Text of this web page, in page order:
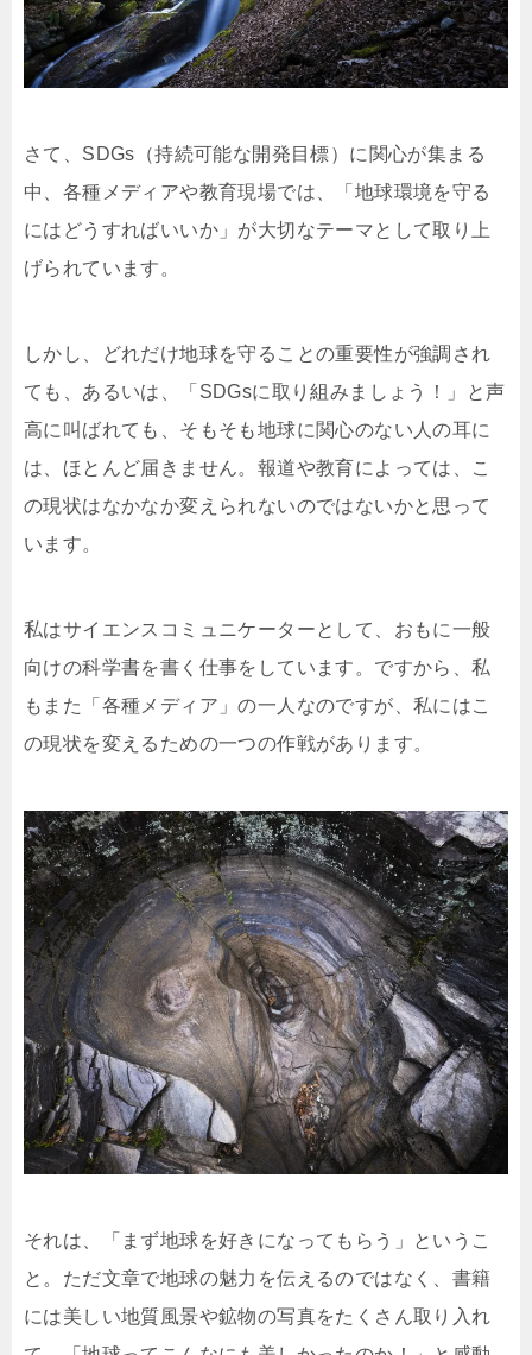
さて、SDGs（持続可能な開発目標）に関心が集まる
中、各種メディアや教育現場では、「地球環境を守る
にはどうすればいいか」が大切なテーマとして取り上
げられています。
しかし、どれだけ地球を守ることの重要性が強調され
ても、あるいは、「SDGsに取り組みましょう！」と声
高に叫ばれても、そもそも地球に関心のない人の耳に
は、ほとんど届きません。報道や教育によっては、こ
の現状はなかなか変えられないのではないかと思って
います。
私はサイエンスコミュニケーターとして、おもに一般
向けの科学書を書く仕事をしています。ですから、私
もまた「各種メディア」の一人なのですが、私にはこ
の現状を変えるための一つの作戦があります。
それは、「まず地球を好きになってもらう」というこ
と。ただ文章で地球の魅力を伝えるのではなく、書籍
には美しい地質風景や鉱物の写真をたくさん取り入れ